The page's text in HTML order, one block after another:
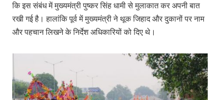
कि इस संबंध में मुख्यमंत्री पुष्कर सिंह धामी से मुलाकात कर अपनी बात
रखी गई है। हालांकि पूर्व में मुख्यमंत्री ने थूक जिहाद और दुकानों पर नाम
और पहचान लिखने के निर्देश अधिकारियों को दिए थे।